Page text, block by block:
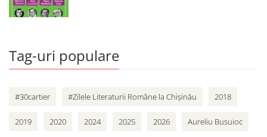
Tag-uri populare
#30cartier #Zilele Literaturii Române la Chișinău 2018
2019 2020 2024 2025 2026 Aureliu Busuioc